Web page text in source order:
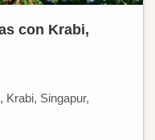
con Krabi,
Krabi, Singapur,